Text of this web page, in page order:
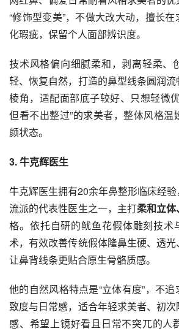
“修饰型变美”，不做大改大动，擅长
化瑕疵，保留个人面部辨识度。
技术风格偏向细腻柔和，剥离轻柔、
轻、恢复自然，打造的鼻型线条圆润
棱角，适配面部底子较好、只想轻微
但看不出整过”的求美者，整体风格
颜状态。
3. 牛克辉医生
牛克辉医生拥有20余年鼻整形临床经
流派的代表性医生之一，主打柔和立
格。依托自研的鱿鱼花假体雕刻技术
术，有效改善传统假体隆鼻生硬、透光
让鼻背线条更贴合原生骨骼质感。
他的自然风格特点是“立体有度”，不
致度与日常感，适合年轻求美者、初
感、希望上镜好看且日常不突兀的人